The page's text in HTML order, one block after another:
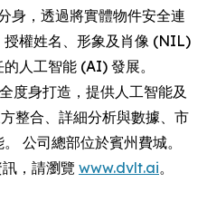
身，透過將實體物件安全連
權姓名、形象及肖像 (NIL)
人工智能 (AI) 發展。
身打造，提供人工智能及
整合、詳細分析與數據、市
公司總部位於賓州費城。
，請瀏覽 www.dvlt.ai。